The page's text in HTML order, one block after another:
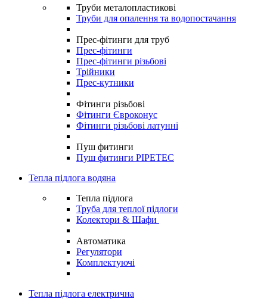
Труби металопластикові
Труби для опалення та водопостачання
Прес-фітинги для труб
Прес-фітинги
Прес-фітинги різьбові
Трійники
Прес-кутники
Фітинги різьбові
Фітинги Євроконус
Фітинги різьбові латунні
Пуш фитинги
Пуш фитинги PIPETEC
Тепла підлога водяна
Тепла підлога
Труба для теплої підлоги
Колектори & Шафи
Автоматика
Регулятори
Комплектуючі
Тепла підлога електрична